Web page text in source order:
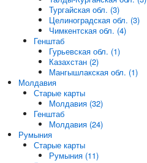
Тургайская обл. (3)
Целиноградская обл. (3)
Чимкентская обл. (4)
Генштаб
Гурьевская обл. (1)
Казахстан (2)
Мангышлакская обл. (1)
Молдавия
Старые карты
Молдавия (32)
Генштаб
Молдавия (24)
Румыния
Старые карты
Румыния (11)